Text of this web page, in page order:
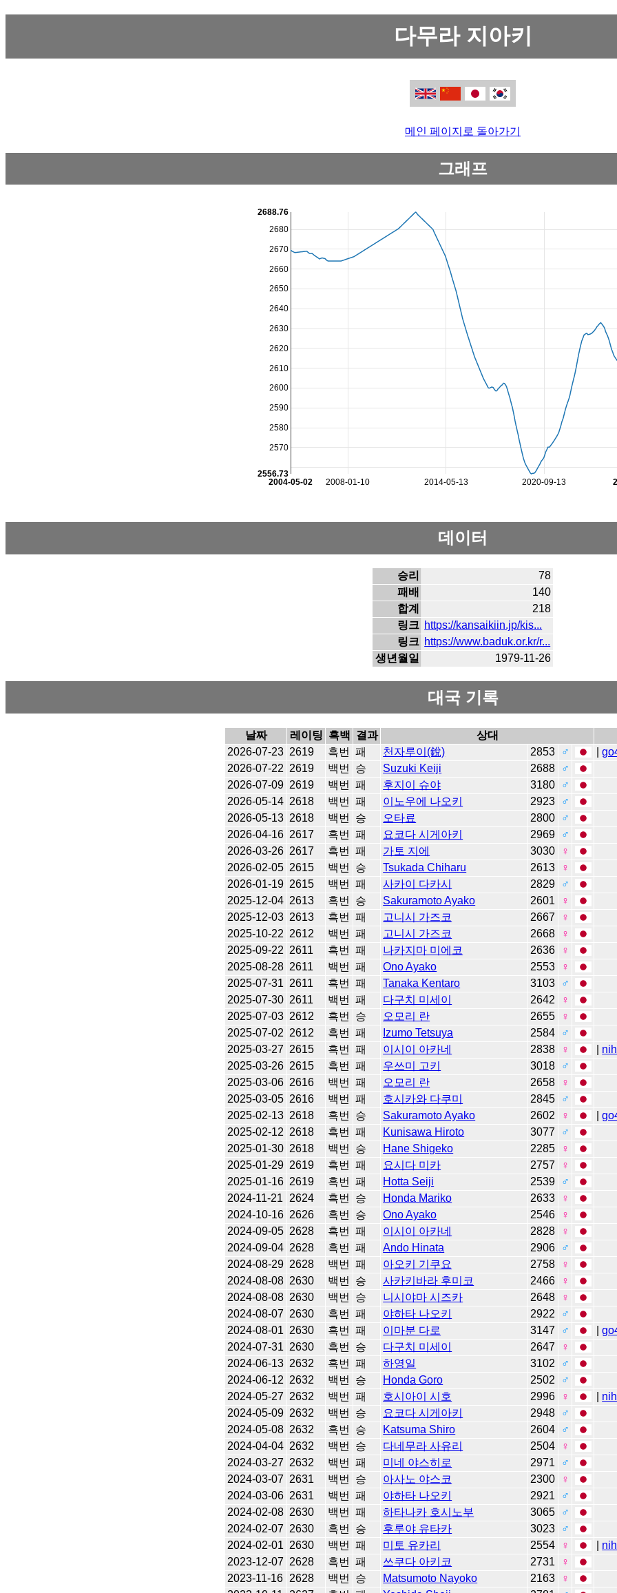
다무라 지아키
메인 페이지로 돌아가기
그래프
2008-01-10 2014-05-13 2020-09-13
2004-05-02
2570
2580
2590
2600
2610
2620
2630
2640
2650
2660
2670
2680
2556.73
2688.76
데이터
승리
78
패배
140
합계
218
링크 https://kansaikiin.jp/kis...
링크 https://www.baduk.or.kr/r...
생년월일
1979-11-26
대국 기록
날짜 레이팅 흑백 결과 상대
2026-07-23 2619 흑번 패 천자루이(銳) 2853 ♂ |
2026-07-22 2619 백번 승 Suzuki Keiji 2688
♂
2026-07-09 2619 백번 패 후지이 슈야 3180
♂
2026-05-14 2618 백번 패 이노우에 나오키 2923
♂
2026-05-13 2618 백번 승 오타료 2800
♂
2026-04-16 2617 흑번 패 요코다 시게아키 2969
♂
2026-03-26 2617 흑번 패 가토 지에 3030
♀
2026-02-05 2615 백번 승 Tsukada Chiharu 2613
♀
2026-01-19 2615 백번 패 사카이 다카시 2829
♂
2025-12-04 2613 흑번 승 Sakuramoto Ayako 2601
♀
2025-12-03 2613 흑번 패 고니시 가즈코 2667
♀
2025-10-22 2612 백번 패 고니시 가즈코 2668
♀
2025-09-22 2611 흑번 패 나카지마 미에코 2636
♀
2025-08-28 2611 백번 패 Ono Ayako 2553
♀
2025-07-31 2611 흑번 패 Tanaka Kentaro 3103
♂
2025-07-30 2611 백번 패 다구치 미세이 2642
♀
2025-07-03 2612 흑번 승 오모리 란 2655
♀
2025-07-02 2612 흑번 패 Izumo Tetsuya 2584
♂
2025-03-27 2615 흑번 패 이시이 아카네 2838 ♀
2025-03-26 2615 흑번 패 우쓰미 고키 3018
♂
2025-03-06 2616 백번 패 오모리 란 2658
♀
2025-03-05 2616 백번 패 호시카와 다쿠미 2845
♂
2025-02-13 2618 흑번 승 Sakuramoto Ayako 2602 ♀ |
2025-02-12 2618 흑번 패 Kunisawa Hiroto 3077
♂
2025-01-30 2618 백번 승 Hane Shigeko 2285
♀
2025-01-29 2619 흑번 패 요시다 미카 2757
♀
2025-01-16 2619 흑번 패 Hotta Seiji 2539
♂
2024-11-21
2624 흑번 승 Honda Mariko 2633
♀
2024-10-16 2626 흑번 승 Ono Ayako 2546
♀
2024-09-05 2628 흑번 패 이시이 아카네 2828
♀
2024-09-04 2628 흑번 패 Ando Hinata 2906
♂
2024-08-29 2628 백번 패 아오키 기쿠요 2758
♀
2024-08-08 2630 백번 승 사카키바라 후미코 2466
♀
2024-08-08 2630 백번 승 니시야마 시즈카 2648
♀
2024-08-07 2630 흑번 패 야하타 나오키 2922
♂
2024-08-01 2630 흑번 패 이마분 다로 3147 ♂ |
2024-07-31 2630 흑번 승 다구치 미세이 2647
♀
2024-06-13 2632 흑번 패 하영일 3102
♂
2024-06-12 2632 백번 승 Honda Goro 2502
♂
2024-05-27 2632 백번 패 호시아이 시호 2996 ♀
2024-05-09 2632 백번 승 요코다 시게아키 2948
♂
2024-05-08 2632 흑번 승 Katsuma Shiro 2604
♂
2024-04-04 2632 백번 승 다네무라 사유리 2504
♀
2024-03-27 2632 백번 패 미네 야스히로 2971
♂
2024-03-07 2631 백번 승 아사노 야스코 2300
♀
2024-03-06 2631 백번 패 야하타 나오키 2921
♂
2024-02-08 2630 백번 패 하타나카 호시노부 3065
♂
2024-02-07 2630 흑번 승 후루야 유타카 3023
♂
2024-02-01 2630 백번 패 미토 유카리 2554 ♀
2023-12-07 2628 흑번 패 쓰쿠다 아키코 2731
♀
2023-11-16 2628 백번 승 Matsumoto Nayoko 2163
♀